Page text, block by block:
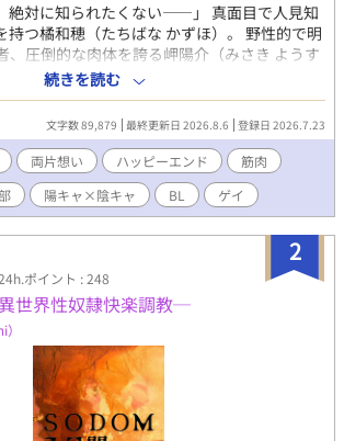
絶対に知られたくない――」 真面目で人見知
持つ橘和穂（たちばな かずほ）。 野性的で明
、圧倒的な肉体を誇る岬陽介（みさき ようす
の幼馴染であり、水泳部でも共に切磋琢磨す
ク。 しかし、その胸の奥には、互いに隠し続
と「切実な片想い」があった。 二人が通う私
は100年以上、決して口外することを許され
スポーツ特待生の少年たちが、合宿の際に辿
、孤島に鎮座する「金精様」の社。 両片想
、前日の秘密の「ふんどし練習」でお互い
、臨海合宿に臨む。そこで課せられたのは、
能的な神事だった。 触れ合う素肌の熱、高鳴
「欲」を封じ込められた絶望的なまでの渇
社の中で、二人はただ、相手の体温だけを頼
登っていく。 やがて儀式が終わり、重い鎖
極限まで高まった二人の「好き」は、もは
い衝動となって爆発する。 「陽介のちんこ…
う、和穂ぉ…ほんと煽んなって…俺、マジで
さ…」 神前で捧げられるのは、純潔と、魂を
幼馴染という「殻」が壊れるとき、二人の関
か――。 ～～～～～～～ ＜登場人物＞ ☆橘
続きを読む
文字数 89,879 最終更新日 2026.8.6 登録日 2026.7.23
両片想い ハッピーエンド
筋肉
陽キャ×陰キャ BL ゲイ
2
ポイント : 248
世界性奴隷快楽調教─